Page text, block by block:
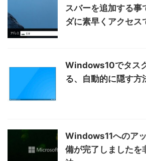
スバーを追加する事
ダに素早くアクセス
Windows10でタス
る、自動的に隠す方
Windows11へのア
備が完了しましたを